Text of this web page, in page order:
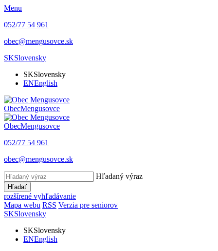
Menu
052/77 54 961
obec@mengusovce.sk
SKSlovensky
SKSlovensky
ENEnglish
ObecMengusovce
ObecMengusovce
052/77 54 961
obec@mengusovce.sk
Hľadaný výraz
Hľadať
rozšírené vyhľadávanie
Mapa webu RSS Verzia pre seniorov
SKSlovensky
SKSlovensky
ENEnglish